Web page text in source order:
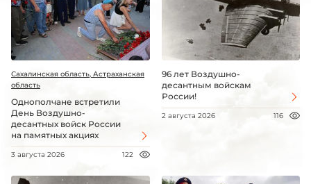
Сахалинская область, Астраханская
область
Однополчане встретили
День Воздушно-
десантных войск России
на памятных акциях
3 августа 2026 122
96 лет Воздушно-
десантным войскам
России!
2 августа 2026 116